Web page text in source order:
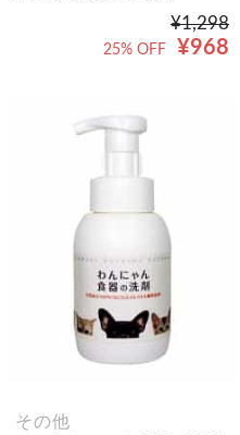
¥1,298
¥968
25% OFF
その他